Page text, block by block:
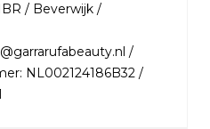
/ Beverwijk /
/
NL002124186B32 /